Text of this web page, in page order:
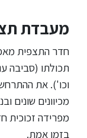
מעבדת
חדר התצפית
תכולתו (סביבה
וכו'). את
מכיוונים שונים
מפרידה זכוכית
בזמן אמת.